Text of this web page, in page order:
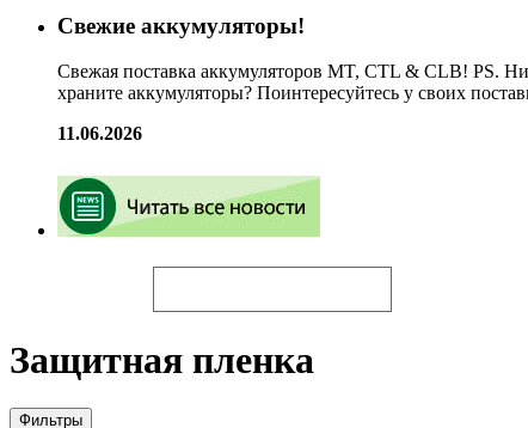
Свежие аккумуляторы!
Свежая поставка аккумуляторов MT, CTL & CLB! PS.
храните аккумуляторы? Поинтересуйтесь у своих
11.06.2026
Защитная пленка
Фильтры